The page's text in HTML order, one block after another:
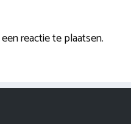
reactie te plaatsen.